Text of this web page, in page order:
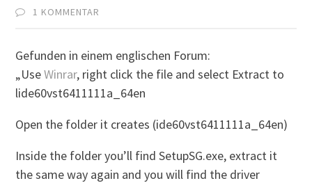
1 KOMMENTAR
Gefunden in einem englischen Forum:
„UseWinrar, right click the file and select Extract to
lide60vst6411111a_64en
Open the folder it creates (ide60vst6411111a_64en)
Inside the folder you’ll find SetupSG.exe, extract it
the same way again and you will find the driver